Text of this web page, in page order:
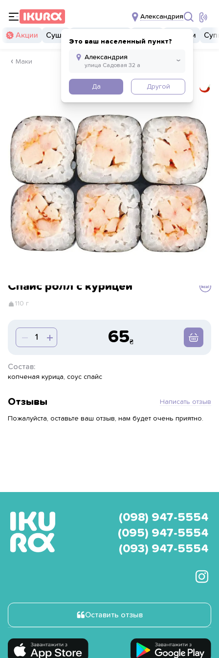
Александрия
Это ваш населенный пункт?
Да Другой
Акции Суши Закуски
Маки
Спайс ролл с курицей
110 г
65
Состав:
копченая курица, соус спайс
Отзывы Написать отзыв
Пожалуйста, оставьте ваш отзыв, нам будет очень приятно.
(098) 947-5554
(095) 947-5554
(093) 947-5554
Оставить отзыв